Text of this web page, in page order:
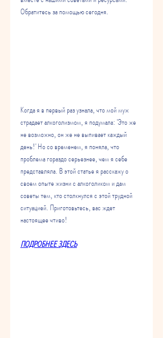
Обратитесь за помощью сегодня.
Когда я в первый раз узнала, что мой муж
страдает алкоголизмом, я подумала: 'Это же
не возможно, он же не выпивает каждый
день!' Но со временем, я поняла, что
проблема гораздо серьезнее, чем я себе
представляла. В этой статье я расскажу о
своем опыте жизни с алкоголиком и дам
советы тем, кто столкнулся с этой трудной
ситуацией. Приготовьтесь, вас ждет
настоящее чтиво!
ПОДРОБНЕЕ ЗДЕСЬ